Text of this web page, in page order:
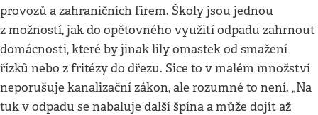
provozů a zahraničních firem. Školy jsou jednou
z možností, jak do opětovného využití odpadu zahrnout
domácnosti, které by jinak lily omastek od smažení
řízků nebo z fritézy do dřezu. Sice to v malém množství
neporušuje kanalizační zákon, ale rozumné to není. „Na
tuk v odpadu se nabaluje další špína a může dojít až